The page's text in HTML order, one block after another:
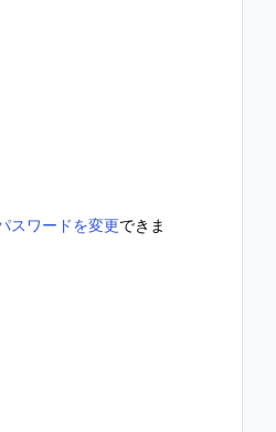
スワードを変更できま